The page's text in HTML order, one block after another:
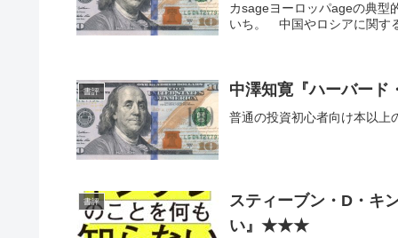
カsageヨーロッパageの典型
いち。 中国やロシアに関す
書評 中澤知寛『ハーバー
普通の投資初心者向け本以上
書評
スティーブン・D・キ
い』★★★